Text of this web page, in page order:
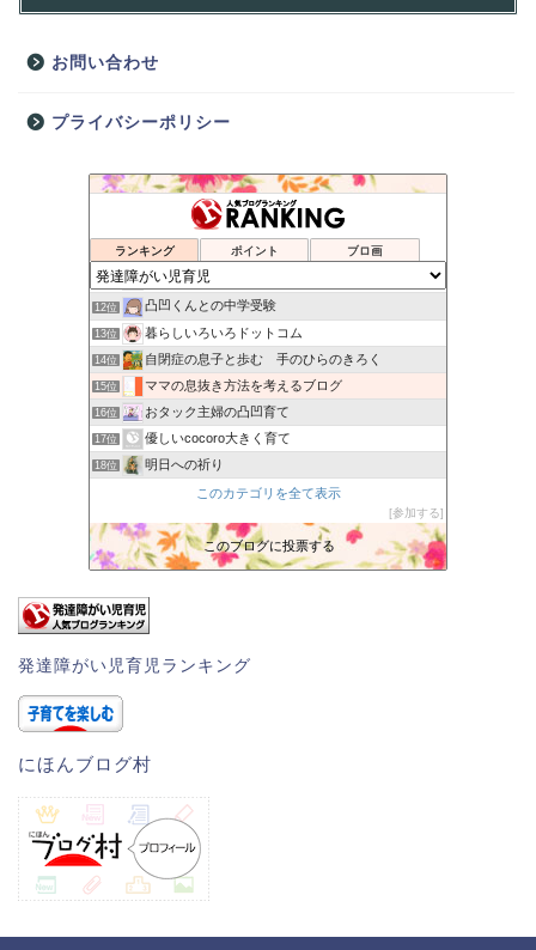
お問い合わせ
プライバシーポリシー
ランキング ポイント ブロ画
サバイバル育児
高IQ発達凸凹2E男子の中高一貫サバイバル〜大学受験できるの
10位 未知の扉を開けて
11位 軽度知的障害＆ADHDな息子と不思議ちゃんの母
12位 凸凹くんとの中学受験
13位 暮らしいろいろドットコム
14位 自閉症の息子と歩む 手のひらのきろく
15位 ママの息抜き方法を考えるブログ
16位 おタック主婦の凸凹育て
17位 優しいcocoro大きく育て
18位 明日への祈り
今日と明日はカレーです
21位 〜楽しい療育的子育て〜
22位 うちの子、個性の塊です〜マイペース娘の療育日記〜
このカテゴリを全て表示
参加する
このブログに投票する
発達障がい児育児ランキング
にほんブログ村